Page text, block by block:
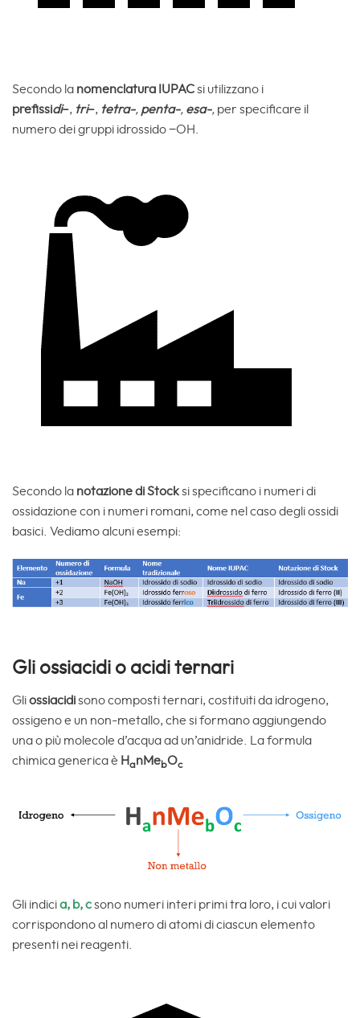
Secondo la nomenclatura IUPACsi utilizzano i
prefissidi–, tri–, tetra-, penta-, esa-, per specificare il
numero dei gruppi idrossido −OH.
Secondo la notazione di Stocksi specificano i numeri di
ossidazione con i numeri romani, come nel caso degli ossidi
basici. Vediamo alcuni esempi:
Gli ossiacidi o acidi ternari
Gliossiacidisono composti ternari, costituiti da idrogeno,
ossigeno e un non-metallo, che si formano aggiungendo
una o più molecole d’acqua ad un’anidride. La formula
chimica generica è HanMebOc
Gli indicia, b, csono numeri interi primi tra loro, i cui valori
corrispondono al numero di atomi di ciascun elemento
presenti nei reagenti.